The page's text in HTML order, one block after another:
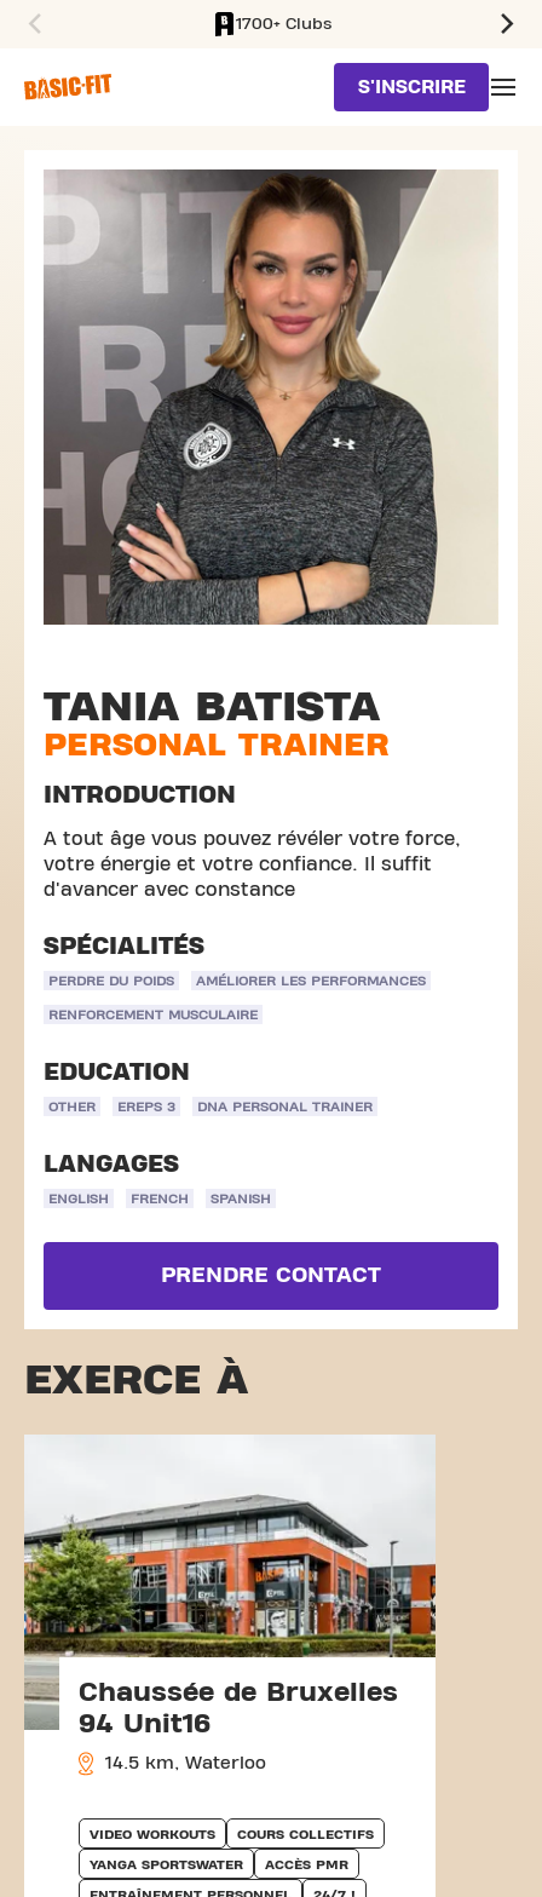
1700+ Clubs
S'INSCRIRE
TANIA BATISTA
PERSONAL TRAINER
INTRODUCTION
A tout âge vous pouvez révéler votre force,
votre énergie et votre confiance. Il suffit
d'avancer avec constance
SPÉCIALITÉS
PERDRE DU POIDS AMÉLIORER LES PERFORMANCES
RENFORCEMENT MUSCULAIRE
EDUCATION
OTHER EREPS 3 DNA PERSONAL TRAINER
LANGAGES
ENGLISH FRENCH SPANISH
PRENDRE CONTACT
EXERCE À
Chaussée de Bruxelles
94 Unit16
14.5 km, Waterloo
VIDEO WORKOUTS COURS COLLECTIFS
YANGA SPORTSWATER ACCÈS PMR
ENTRAÎNEMENT PERSONNEL 24/7 !